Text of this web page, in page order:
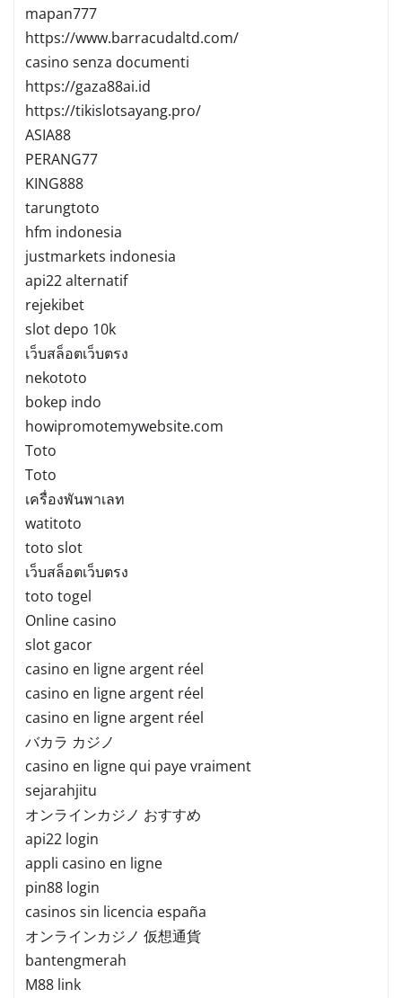
mapan777
https://www.barracudaltd.com/
casino senza documenti
https://gaza88ai.id
https://tikislotsayang.pro/
ASIA88
PERANG77
KING888
tarungtoto
hfm indonesia
justmarkets indonesia
api22 alternatif
rejekibet
slot depo 10k
เว็บสล็อตเว็บตรง
nekototo
bokep indo
howipromotemywebsite.com
Toto
Toto
เครื่องพันพาเลท
watitoto
toto slot
เว็บสล็อตเว็บตรง
toto togel
Online casino
slot gacor
casino en ligne argent réel
casino en ligne argent réel
casino en ligne argent réel
バカラ カジノ
casino en ligne qui paye vraiment
sejarahjitu
オンラインカジノ おすすめ
api22 login
appli casino en ligne
pin88 login
casinos sin licencia españa
オンラインカジノ 仮想通貨
bantengmerah
M88 link